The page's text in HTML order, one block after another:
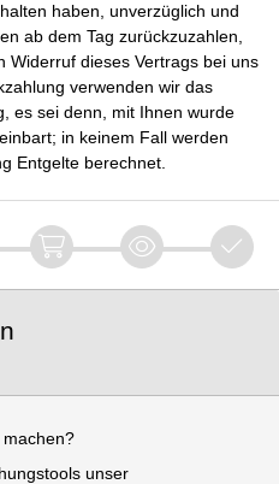
haben, unverzüglich und
ab dem Tag zurückzuzahlen,
Widerruf dieses Vertrags bei uns
verwenden wir das
es sei denn, mit Ihnen wurde
in keinem Fall werden
Entgelte berechnet.
unser